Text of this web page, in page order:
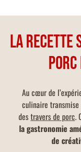
La recette
Au cœur de
culinaire
destravers de porc.
la gastronomie
de